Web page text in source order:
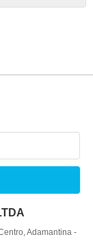
Adamantina-